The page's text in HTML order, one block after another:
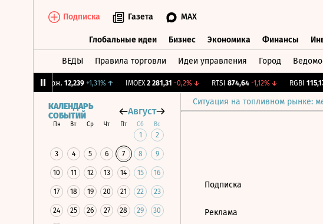
Подписка Газета MAX
Глобальные идеи Бизнес Экономика Финансы
ВЕДЫ Правила торговли Идеи управления Город
CNY Бирж. 12,239 +1,31%↑ IMOEX 2 281,31 -0,2%↓ RTSI 874,64 -1,12%↓ RGBI 115,17
Ситуация на топливном рынке:
КАЛЕНДАРЬ
СОБЫТИЙ
Август
Пн Вт Ср Чт Пт Сб Вс
1 2
3 4 5 6 7 8 9
10 11 12 13 14 15 16
17 18 19 20 21 22 23
24 25 26 27 28 29 30
Подписка
Реклама